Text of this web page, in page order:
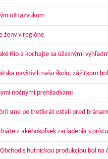
ultrazvukom
ženy v regióne
Rio a kochajte sa úžasnými
navštívili našu školu, zážitkom
nočnými prehliadkami
sme po tretíkrát ostali pred
z akéhokoľvek zariadenia s
s hutníckou produkciou bol na